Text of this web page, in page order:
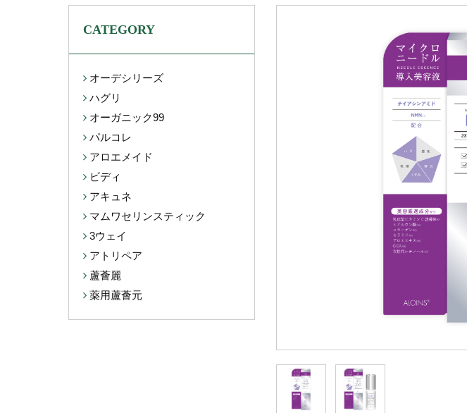
CATEGORY
オーデシリーズ
ハグリ
オーガニック99
パルコレ
アロエメイド
ビディ
アキュネ
マムワセリンスティック
3ウェイ
アトリペア
蘆薈麗
薬用蘆薈元